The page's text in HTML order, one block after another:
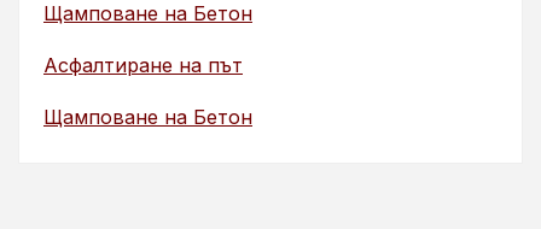
Щамповане на Бетон
Асфалтиране на път
Щамповане на Бетон